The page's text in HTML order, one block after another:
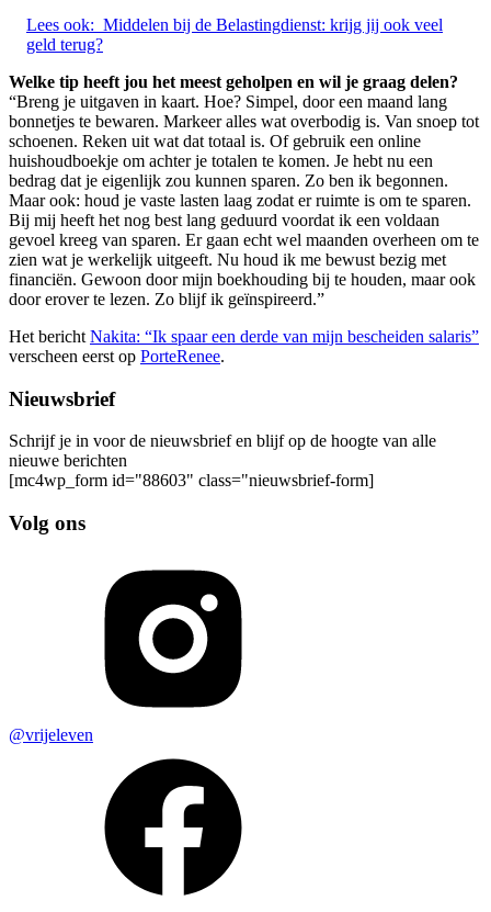
Lees ook: Middelen bij de Belastingdienst: krijg jij ook veel
geld terug?
Welke tip heeft jou het meest geholpen en wil je graag delen?
“Breng je uitgaven in kaart. Hoe? Simpel, door een maand lang
bonnetjes te bewaren. Markeer alles wat overbodig is. Van snoep tot
schoenen. Reken uit wat dat totaal is. Of gebruik een online
huishoudboekje om achter je totalen te komen. Je hebt nu een
bedrag dat je eigenlijk zou kunnen sparen. Zo ben ik begonnen.
Maar ook: houd je vaste lasten laag zodat er ruimte is om te sparen.
Bij mij heeft het nog best lang geduurd voordat ik een voldaan
gevoel kreeg van sparen. Er gaan echt wel maanden overheen om te
zien wat je werkelijk uitgeeft. Nu houd ik me bewust bezig met
financiën. Gewoon door mijn boekhouding bij te houden, maar ook
door erover te lezen. Zo blijf ik geïnspireerd.”
Het bericht Nakita: “Ik spaar een derde van mijn bescheiden salaris”
verscheen eerst op PorteRenee.
Nieuwsbrief
Schrijf je in voor de nieuwsbrief en blijf op de hoogte van alle
nieuwe berichten
[mc4wp_form id="88603" class="nieuwsbrief-form]
Volg ons
@vrijeleven